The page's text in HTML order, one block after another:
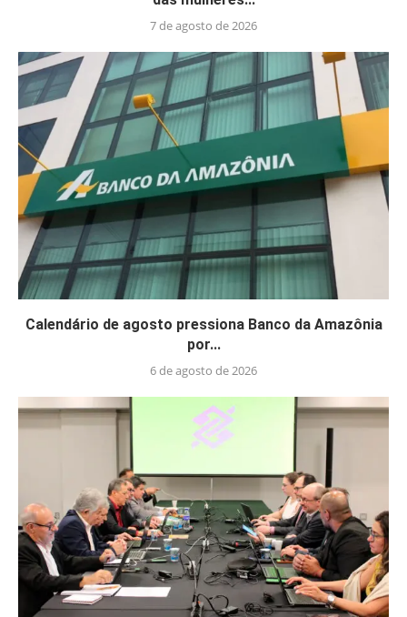
7 de agosto de 2026
Calendário de agosto pressiona Banco da Amazônia
por...
6 de agosto de 2026